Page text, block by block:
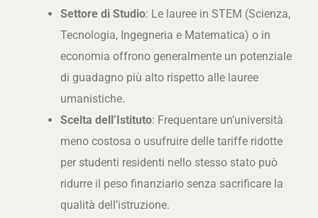
Settore di Studio: Le lauree in STEM (Scienza,
Tecnologia, Ingegneria e Matematica) o in
economia offrono generalmente un potenziale
di guadagno più alto rispetto alle lauree
umanistiche.
Scelta dell’Istituto: Frequentare un’università
meno costosa o usufruire delle tariffe ridotte
per studenti residenti nello stesso stato può
ridurre il peso finanziario senza sacrificare la
qualità dell’istruzione.